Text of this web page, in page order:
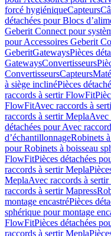
forcé hygiéniqueCapteurs
détachées pour Blocs
Geberit Connect pour
pour Accessoires Geberit
GeberitGatewaysPièces
GatewaysConvertisseurs
ConvertisseursCapteurs
à siège inclinéPièces
raccords à sertir FlowFit
FlowFitAvec raccords à
raccords à sertir MeplaAvec
détachées pour Avec
d’échantillonnageRobinets
pour Robinets à boisseau
FlowFitPièces détachées
raccords à sertir Mepla
MeplaAvec raccords à sertir
raccords à sertir Mapress
montage encastréPièces
sphérique pour montage
FlowFitPièces détachées
raccords à sertir Mepla